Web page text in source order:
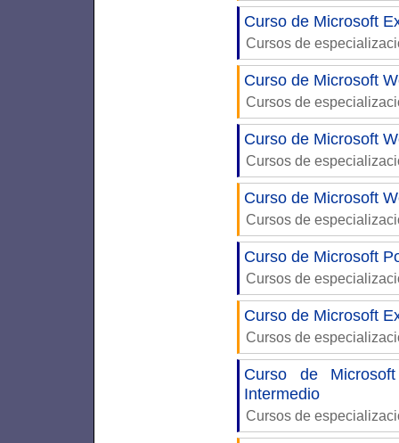
Curso de Microsoft
Cursos de
Curso de Microsoft
Cursos de
Curso de Microsoft
Cursos de
Curso de Microsoft
Cursos de
Curso de Microsoft
Cursos de
Curso de Microsoft
Cursos de
Curso de
Intermedio
Cursos de